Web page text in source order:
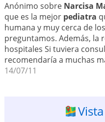
Anónimo sobre Narcisa
que es la mejor pediatra
humana y muy cerca de
preguntamos. Además, la
hospitales Si tuviera
recomendaría a muchas
14/07/11